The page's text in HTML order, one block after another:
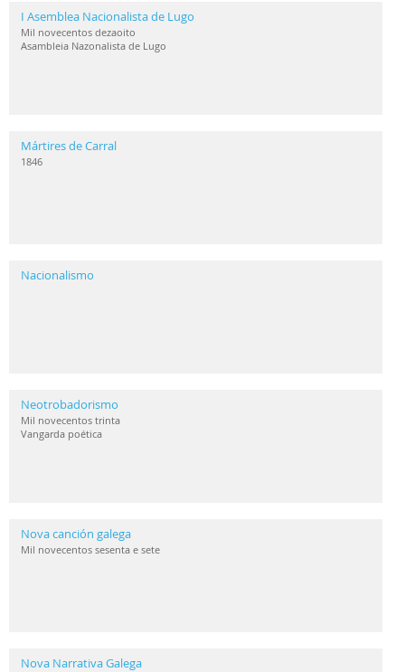
I Asemblea Nacionalista de Lugo
Mil novecentos dezaoito
Asambleia Nazonalista de Lugo
Mártires de Carral
1846
Nacionalismo
Neotrobadorismo
Mil novecentos trinta
Vangarda poética
Nova canción galega
Mil novecentos sesenta e sete
Nova Narrativa Galega